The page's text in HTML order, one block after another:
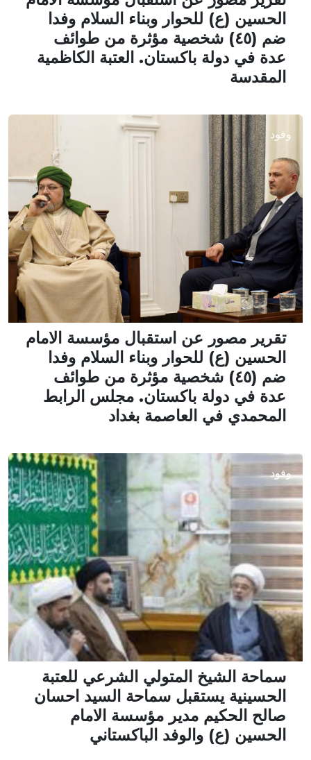
الحسين (ع) للحوار وبناء السلام وفدا
ضم (٤٥) شخصية مؤثرة من طوائف
عدة في دولة باكستان. العتبة الكاظمية
المقدسة
وفود
تقرير مصور عن استقبال مؤسسة الامام
الحسين (ع) للحوار وبناء السلام وفدا
ضم (٤٥) شخصية مؤثرة من طوائف
عدة في دولة باكستان. مجلس الرابط
المحمدي في العاصمة بغداد
وفود
سماحة الشيخ المتولي الشرعي للعتبة
الحسينية يستقبل سماحة السيد احسان
صالح الحكيم مدير مؤسسة الامام
الحسين (ع) والوفد الباكستاني